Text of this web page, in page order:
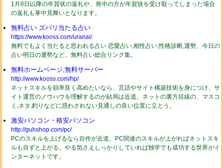
1月8日以降の年賀状の返礼や、喪中の方が年賀状を受け取ってしまった場合
の返礼も寒中見舞いとなります。
無料占い ズバリ当たる占い
https://www.kooss.com/uranai/
無料でもよく当たると思われる占い 恋愛占い,相性占い,性格診断,運勢、今日の
占い明日の運勢など、無料占い総合リンク集。
無料ホームページ,無料サーバー
http://www.kooss.com/hp/
ネットスキルを効率良く高めたいなら、言語やサイト構築技術を身につけ、サ
イト運営のノウハウを理解するのが結局は近道。ネットの裏方目線の、マスコ
ミ,ネタ,釣りなどに惑わされない見通しの良い位置に立とう。
激安パソコン・格安パソコン
http://guhshop.com/pc/
PCのスキルを上げるなら自作が近道。PC関連のスキルが上がればネットスキ
ルも自ずと上がる。やる気さえしっかりしていれば独学でも成功する世界がイ
ンターネットです。